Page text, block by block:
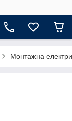
Монтажна